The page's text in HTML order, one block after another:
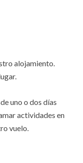
alojamiento.
uno o dos días
actividades en
vuelo.